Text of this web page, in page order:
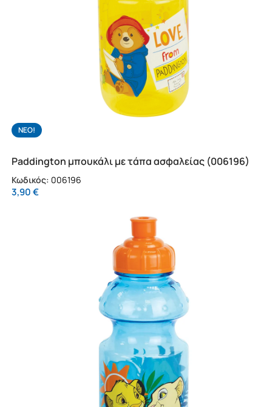
NΕΟ!
Paddington μπουκάλι με τάπα ασφαλείας (006196)
Κωδικός: 006196
3,90€